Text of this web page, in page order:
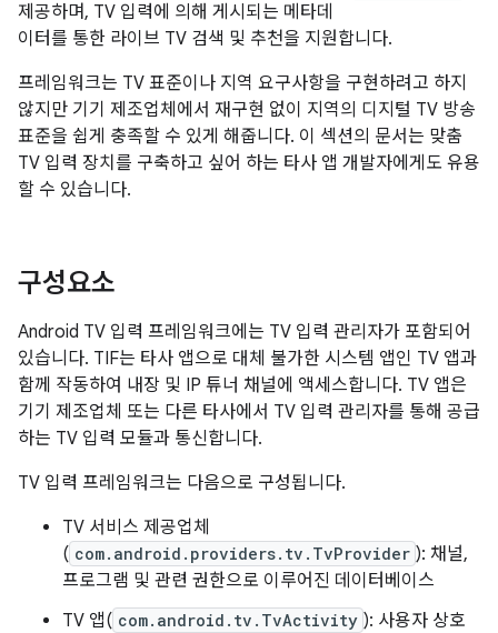
제공하며, TV 입력에 의해 게시되는 메타데
이터를 통한 라이브 TV 검색 및 추천을 지원합니다.
프레임워크는 TV 표준이나 지역 요구사항을 구현하려고 하지
않지만 기기 제조업체에서 재구현 없이 지역의 디지털 TV 방송
표준을 쉽게 충족할 수 있게 해줍니다. 이 섹션의 문서는 맞춤
TV 입력 장치를 구축하고 싶어 하는 타사 앱 개발자에게도 유용
할 수 있습니다.
구성요소
Android TV 입력 프레임워크에는 TV 입력 관리자가 포함되어
있습니다. TIF는 타사 앱으로 대체 불가한 시스템 앱인 TV 앱과
함께 작동하여 내장 및 IP 튜너 채널에 액세스합니다. TV 앱은
기기 제조업체 또는 다른 타사에서 TV 입력 관리자를 통해 공급
하는 TV 입력 모듈과 통신합니다.
TV 입력 프레임워크는 다음으로 구성됩니다.
TV 서비스 제공업체
( com.android.providers.tv.TvProvider ): 채널,
프로그램 및 관련 권한으로 이루어진 데이터베이스
TV 앱( com.android.tv.TvActivity ): 사용자 상호